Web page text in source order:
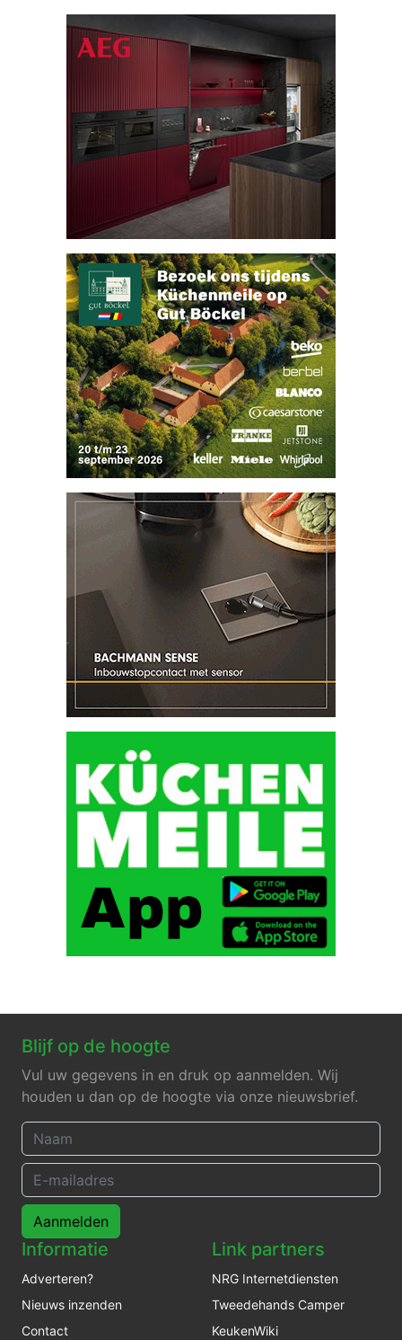
Blijf op de hoogte
Vul uw gegevens in en druk op aanmelden. Wij
houden u dan op de hoogte via onze nieuwsbrief.
Aanmelden
Informatie
Adverteren?
Nieuws inzenden
Contact
Link partners
NRG Internetdiensten
Tweedehands Camper
KeukenWiki